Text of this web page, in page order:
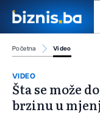
Početna Video
VIDEO
Šta se može
brzinu u